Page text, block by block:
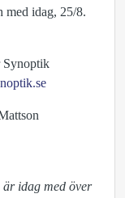
med idag, 25/8.
Synoptik
är idag med över